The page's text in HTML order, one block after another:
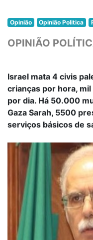
Opinião Opinião Politica
OPINIÃO
Israel mata 4 civis
crianças por hora,
por dia. Há 50.000
Gaza Sarah, 5500
serviços básicos de